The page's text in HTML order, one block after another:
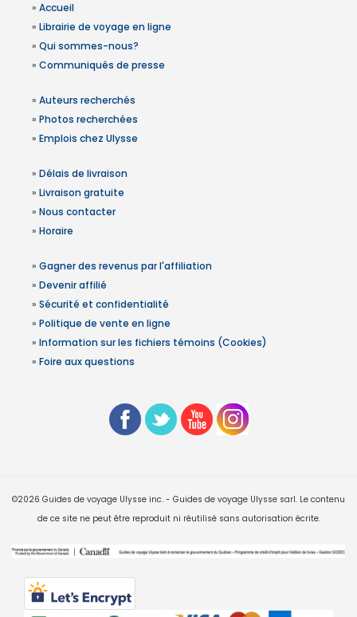
» Accueil
» Librairie de voyage en ligne
» Qui sommes-nous?
» Communiqués de presse
» Auteurs recherchés
» Photos recherchées
» Emplois chez Ulysse
» Délais de livraison
» Livraison gratuite
» Nous contacter
» Horaire
» Gagner des revenus par l'affiliation
» Devenir affilié
» Sécurité et confidentialité
» Politique de vente en ligne
» Information sur les fichiers témoins (Cookies)
» Foire aux questions
©2026 Guides de voyage Ulysse inc. - Guides de voyage Ulysse sarl. Le contenu
de ce site ne peut être reproduit ni réutilisé sans autorisation écrite.